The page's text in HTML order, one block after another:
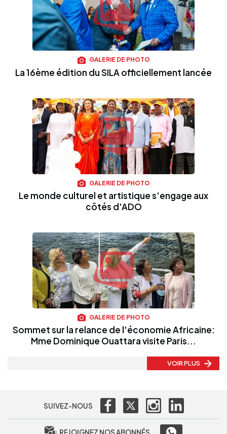
GALERIE DE PHOTO
La 16ème édition du SILA officiellement lancée
GALERIE DE PHOTO
Le monde culturel et artistique s'engage aux
côtés d'ADO
GALERIE DE PHOTO
Sommet sur la relance de l'économie Africaine:
Mme Dominique Ouattara visite Paris...
VOIR PLUS
SUIVEZ-NOUS
REJOIGNEZ NOS ABONNÉS